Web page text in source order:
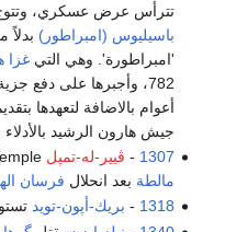
تترأس عرض عسكري،
باسيليوس (امبراطور)
'امبراطورة'. وهي التيغزا
جيش هارون الرشيد بالأدلاء
1307
- ڤيير-له-تمپل Villers-le-Temple يستحوذ عليه
مالطة بعد انحلال فرسان
1318
- بريك-أپون-تويد